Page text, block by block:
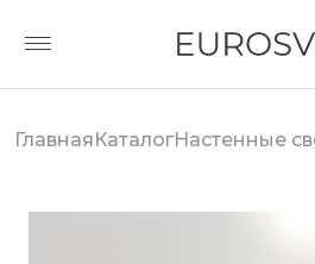
ГлавнаяКаталог